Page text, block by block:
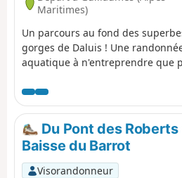
Maritimes)
Un parcours au fond des
gorges de Daluis ! Une
aquatique à n'entreprendre que
chaleurs. Une randonnée
enfants qui savent nager.
fermées indispensables. Cette randonnée
traverse un site naturel protégé
soumis à une réglementation. Voir
informations pratiques.
Du Pont des
Baisse du Barrot
Visorandonneur